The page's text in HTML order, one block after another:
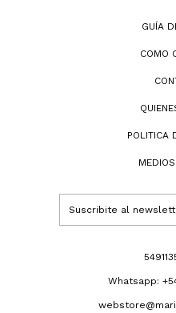
GUÍA
COMO
POLITICA
Whatsapp: